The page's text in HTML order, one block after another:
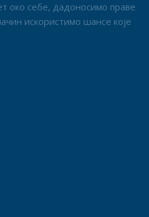
око себе, дадоносимо праве
искористимо шансе које